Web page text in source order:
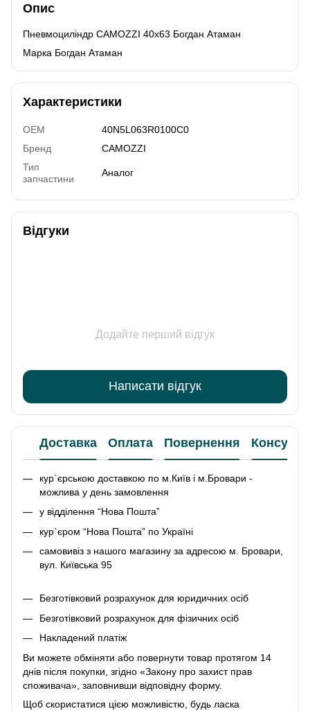
Опис
Пневмоциліндр CAMOZZI 40х63 Богдан Атаман
Марка Богдан Атаман
Характеристики
OEM
40N5L063R0100C0
Бренд
CAMOZZI
Тип
запчастини
Аналог
Відгуки
Додайте перший відгук
Написати відгук
Доставка Оплата Повернення
кур`єрською доставкою по м.Київ і м.Бровари -
можлива у день замовлення
у відділення “Нова Пошта”
кур`єром “Нова Пошта” по Україні
самовивіз з нашого магазину за адресою м. Бровари,
вул. Київська 95
Безготівковий розрахунок для юридичних осіб
Безготівковий розрахунок для фізичних осіб
Накладений платіж
Ви можете обміняти або повернути товар протягом 14
днів після покупки, згідно «Закону про захист прав
споживача», заповнивши відповідну форму.
Щоб скористатися цією можливістю, будь ласка